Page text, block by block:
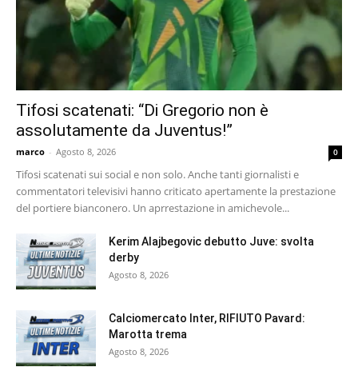
Tifosi scatenati: “Di Gregorio non è
assolutamente da Juventus!”
marco - Agosto 8, 2026 0
Tifosi scatenati sui social e non solo. Anche tanti giornalisti e
commentatori televisivi hanno criticato apertamente la prestazione
del portiere bianconero. Un aprrestazione in amichevole...
Kerim Alajbegovic debutto Juve: svolta
derby
Agosto 8, 2026
Calciomercato Inter, RIFIUTO Pavard:
Marotta trema
Agosto 8, 2026